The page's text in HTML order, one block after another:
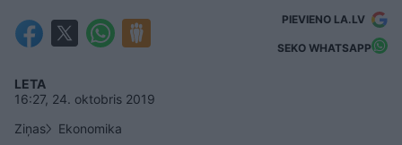
PIEVIENO LA.LV
SEKO WHATSAPP
LETA
16:27, 24. oktobris 2019
Ziņas
Ekonomika